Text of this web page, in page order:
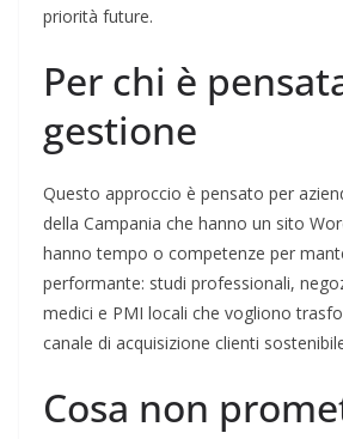
priorità future.
Per chi è
gestione
Questo approccio è pensato per
della Campania che hanno un sito
hanno tempo o competenze per
performante: studi professionali,
medici e PMI locali che vogliono
canale di acquisizione clienti
Cosa non